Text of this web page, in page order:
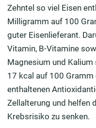
Zehntel so viel Eisen
Milligramm auf 100
guter Eisenlieferant.
Vitamin, B-Vitamine
Magnesium und
17 kcal auf 100
enthaltenen
Zellalterung und helfen
Krebsrisiko zu senken.